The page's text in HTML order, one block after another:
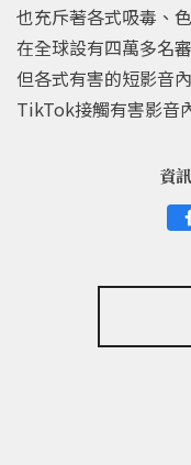
也充斥著各式吸毒、
在全球設有四萬多名
但各式有害的短影音
TikTok接觸有害影音
資